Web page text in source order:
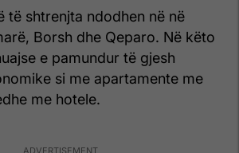
të shtrenjta ndodhen në në
Borsh dhe Qeparo. Në këto
e pamundur të gjesh
si me apartamente me
me hotele.